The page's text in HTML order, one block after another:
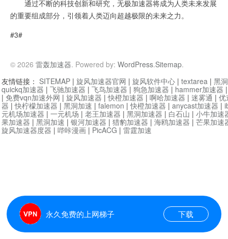
通过不断的科技创新和研究，无极加速器将成为人类未来发展
的重要组成部分，引领着人类迈向超越极限的未来之力。
#3#
© 2026 雷轰加速器. Powered by: WordPress.Sitemap.
永久免费的上网梯子 下载
友情链接： SITEMAP | 旋风加速器官网 | 旋风软件中心 | textarea | 黑
quickq加速器 | 飞驰加速器 | 飞鸟加速器 | 狗急加速器 | hammer加速器
| 免费vqn加速外网 | 旋风加速器 |快橙加速器 | 啊哈加速器 | 迷雾通 | 优
器 |快柠檬加速器 | 黑洞加速 | falemon |快橙加速器 | anycast加速器 |
元机场加速器 | 一元机场 | 老王加速器 | 黑洞加速器 | 白石山 | 小牛加速
果加速器 | 黑洞加速 | 银河加速器 | 猎豹加速器 | 海鸥加速器 | 芒果加速
旋风加速器度器 | 哔咔漫画 | PicACG | 雷霆加速